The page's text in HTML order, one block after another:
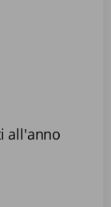
all'anno